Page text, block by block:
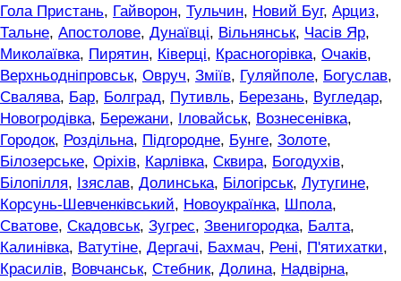
Гола Пристань, Гайворон, Тульчин, Новий Буг, Арциз,
Тальне, Апостолове, Дунаївці, Вільнянськ, Часів Яр,
Миколаївка, Пирятин, Ківерці, Красногорівка, Очаків,
Верхньодніпровськ, Овруч, Зміїв, Гуляйполе, Богуслав,
Свалява, Бар, Болград, Путивль, Березань, Вугледар,
Новогродівка, Бережани, Іловайськ, Вознесенівка,
Городок, Роздільна, Підгородне, Бунге, Золоте,
Білозерське, Оріхів, Карлівка, Сквира, Богодухів,
Білопілля, Ізяслав, Долинська, Білогірськ, Лутугине,
Корсунь-Шевченківський, Новоукраїнка, Шпола,
Сватове, Скадовськ, Зугрес, Звенигородка, Балта,
Калинівка, Ватутіне, Дергачі, Бахмач, Рені, П'ятихатки,
Красилів, Вовчанськ, Стебник, Долина, Надвірна,